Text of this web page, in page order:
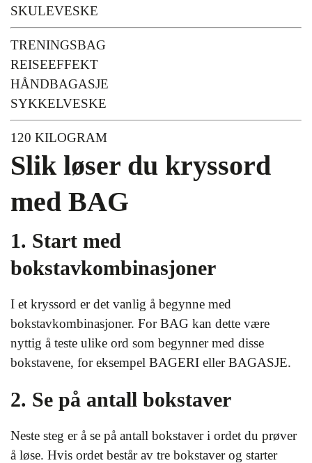
SKULEVESKE
TRENINGSBAG
REISEEFFEKT
HÅNDBAGASJE
SYKKELVESKE
120 KILOGRAM
Slik løser du kryssord
med BAG
1. Start med
bokstavkombinasjoner
I et kryssord er det vanlig å begynne med
bokstavkombinasjoner. For BAG kan dette være
nyttig å teste ulike ord som begynner med disse
bokstavene, for eksempel BAGERI eller BAGASJE.
2. Se på antall bokstaver
Neste steg er å se på antall bokstaver i ordet du prøver
å løse. Hvis ordet består av tre bokstaver og starter